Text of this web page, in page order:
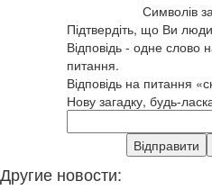
Символів
Підтвердіть, що Ви
Відповідь - одне слово
питання.
Відповідь на питання
Нову загадку, будь-
Другие новости: